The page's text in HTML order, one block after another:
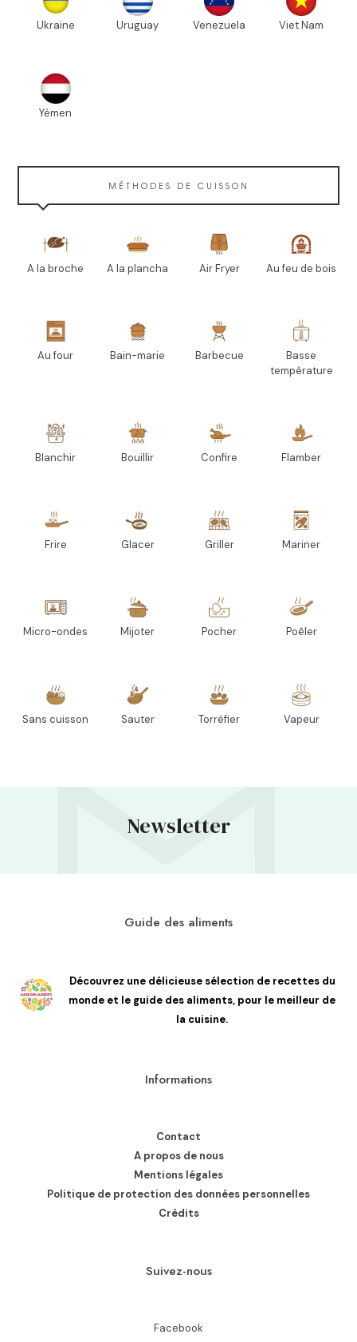
Ukraine Uruguay Venezuela Viet Nam
Yémen
MÉTHODES DE CUISSON
A la broche A la plancha Air Fryer Au feu de bois
Au four Bain-marie Barbecue
Basse
température
Blanchir Bouillir Confire Flamber
Frire Glacer Griller Mariner
Micro-ondes Mijoter Pocher Poêler
Sans cuisson Sauter Torréfier Vapeur
Newsletter
Guide des aliments
Découvrez une délicieuse sélection de recettes du
monde et le guide des aliments, pour le meilleur de
la cuisine.
Informations
Contact
A propos de nous
Mentions légales
Politique de protection des données personnelles
Crédits
Suivez-nous
Facebook